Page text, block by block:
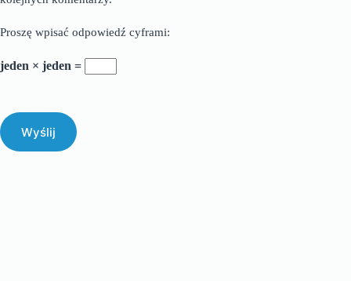
Proszę wpisać odpowiedź cyframi:
jeden × jeden =
Wyślij